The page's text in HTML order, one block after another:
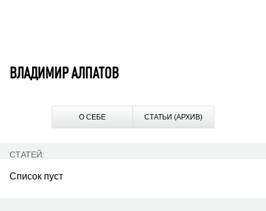
ВЛАДИМИР АЛПАТОВ
О СЕБЕ СТАТЬИ (АРХИВ)
СТАТЕЙ:
Список пуст